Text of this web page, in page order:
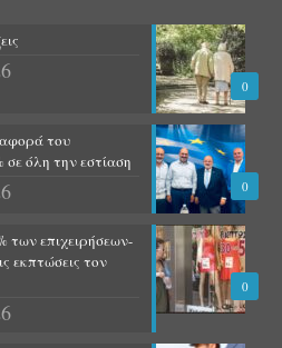
0
0
του
όλη την εστίαση
0
των επιχειρήσεων-
εκπτώσεις τον